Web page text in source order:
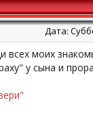
Дата:
всех моих
у сына и